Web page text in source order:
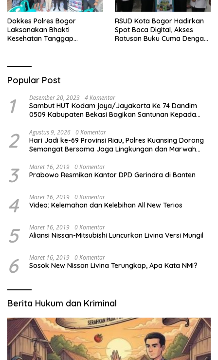
Dokkes Polres Bogor
Laksanakan Bhakti
Kesehatan Tanggap
RSUD Kota Bogor Hadirkan
Spot Baca Digital, Akses
Ratusan Buku Cuma Dengan
Popular Post
1 Desember 20, 2023 4 Komentar
Sambut HUT Kodam jaya/Jayakarta Ke 74 Dandim
0509 Kabupaten Bekasi Bagikan Santunan Kepada
2 Agustus 9, 2026 0 Komentar
Hari Jadi ke-69 Provinsi Riau, Polres Kuansing Dorong
Semangat Bersama Jaga Lingkungan dan Marwah
3 Maret 16, 2019 0 Komentar
Prabowo Resmikan Kantor DPD Gerindra di Banten
4 Maret 16, 2019 0 Komentar
Video: Kelemahan dan Kelebihan All New Terios
5 Maret 16, 2019 0 Komentar
Aliansi Nissan-Mitsubishi Luncurkan Livina Versi Mungil
6 Maret 16, 2019 0 Komentar
Sosok New Nissan Livina Terungkap, Apa Kata NMI?
Berita Hukum dan Kriminal